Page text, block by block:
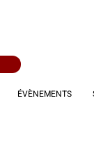
ÉVÈNEMENTS